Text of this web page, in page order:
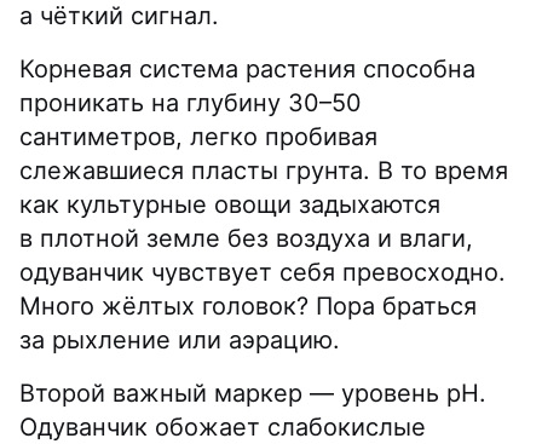
а чёткий сигнал.
Корневая система растения способна
проникать на глубину 30–50
сантиметров, легко пробивая
слежавшиеся пласты грунта. В то время
как культурные овощи задыхаются
в плотной земле без воздуха и влаги,
одуванчик чувствует себя превосходно.
Много жёлтых головок? Пора браться
за рыхление или аэрацию.
Второй важный маркер — уровень pH.
Одуванчик обожает слабокислые